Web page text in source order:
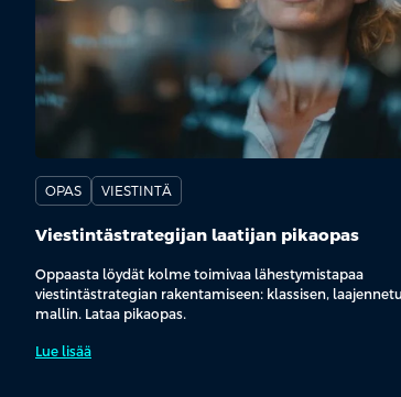
OPAS VIESTINTÄ
Viestintästrategijan laatijan pikaopas
Oppaasta löydät kolme toimivaa lähestymistapaa
viestintästrategian rakentamiseen: klassisen,
mallin. Lataa pikaopas.
Lue lisää